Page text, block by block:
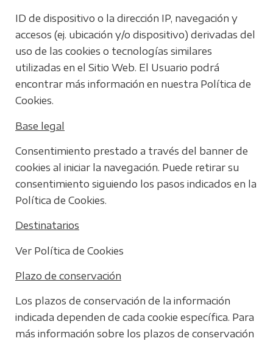
ID de dispositivo o la dirección IP, navegación y
accesos (ej. ubicación y/o dispositivo) derivadas del
uso de las cookies o tecnologías similares
utilizadas en el Sitio Web. El Usuario podrá
encontrar más información en nuestra Política de
Cookies.
Base legal
Consentimiento prestado a través del banner de
cookies al iniciar la navegación. Puede retirar su
consentimiento siguiendo los pasos indicados en la
Política de Cookies.
Destinatarios
Ver Política de Cookies
Plazo de conservación
Los plazos de conservación de la información
indicada dependen de cada cookie específica. Para
más información sobre los plazos de conservación